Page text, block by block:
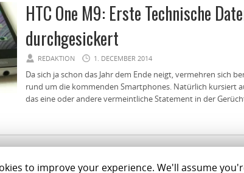
HTC One M9: Erste Technische
durchgesickert
REDAKTION 1. DECEMBER 2014
Da sich ja schon das Jahr dem Ende neigt, vermehren sich
rund um die kommenden Smartphones. Natürlich kursiert
das eine oder andere vermeintliche Statement in der
Best Geldanlage Magazine Shop
to improve your experience. We'll assume